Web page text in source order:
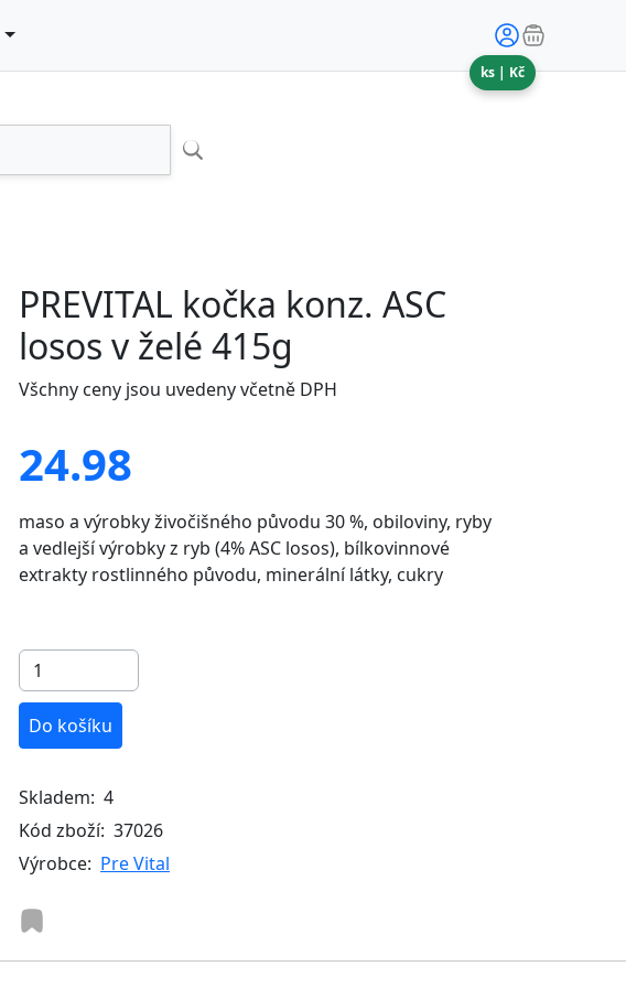
ks | Kč
PREVITAL kočka konz. ASC
losos v želé 415g
Všchny ceny jsou uvedeny včetně DPH
24.98
maso a výrobky živočišného původu 30 %, obiloviny, ryby
a vedlejší výrobky z ryb (4% ASC losos), bílkovinnové
extrakty rostlinného původu, minerální látky, cukry
Do košíku
Skladem: 4
Kód zboží: 37026
Výrobce: Pre Vital